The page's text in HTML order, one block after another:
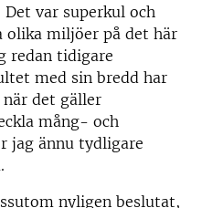
var superkul och
miljöer på det här
redan tidigare
med sin bredd har
det gäller
mång- och
jag ännu tydligare
nyligen beslutat,